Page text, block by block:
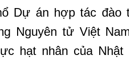
Dự án hợp tác đào
Nguyên tử Việt
hạt nhân của Nhật